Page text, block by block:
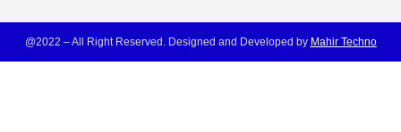
@2022 – All Right Reserved. Designed and Developed by Mahir Techno